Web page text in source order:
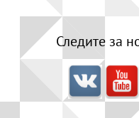
Следите за